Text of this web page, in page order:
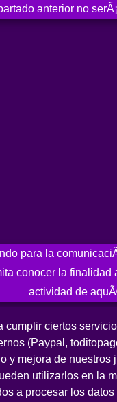
anterior no
para la
conocer la finalidad
actividad de
ciertos
(Paypal,
y mejora de
utilizarlos en la
a procesar los